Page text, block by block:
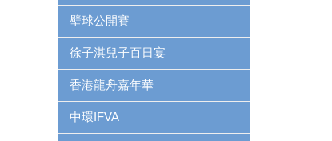
壁球公開賽
徐子淇兒子百日宴
香港龍舟嘉年華
中環IFVA